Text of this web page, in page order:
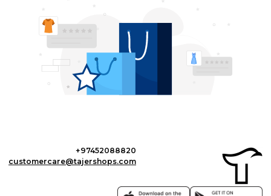
+97452088820
customercare@tajershops.com